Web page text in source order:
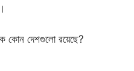
কোন দেশগুলো রয়েছে?